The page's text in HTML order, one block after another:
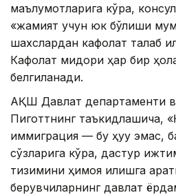
маълумотларига кўра,
«жамият учун юк бўлиши
шахслардан кафолат талаб
Кафолат миқдори ҳар бир
белгиланади.
АҚШ Давлат департаменти
Пиготтнинг таъкидлашича,
иммиграция — бу ҳуқуқ эмас,
сўзларига кўра, дастур
тизимини ҳимоя қилишга
берувчиларнинг давлат